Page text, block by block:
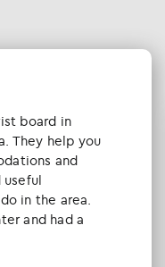
board in
They help you
and
in the area.
and had a